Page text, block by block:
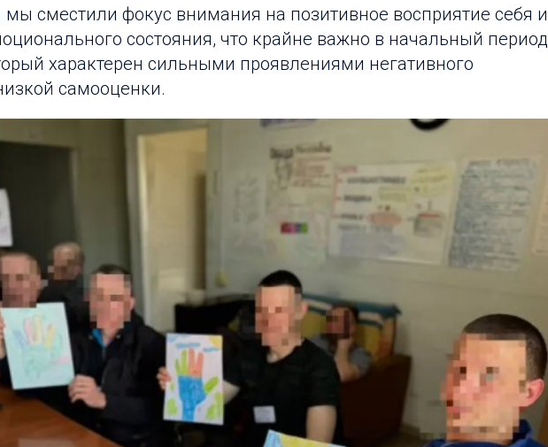
сместили фокус внимания на позитивное восприятие себя и
состояния, что крайне важно в начальный период
характерен сильными проявлениями негативного
самооценки.